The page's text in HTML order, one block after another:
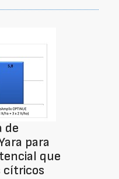
de
para
que
cítricos